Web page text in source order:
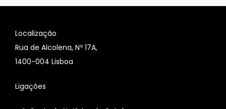
Localização
Rua de Alcolena, Nº 17A,
1400-004 Lisboa
Ligações